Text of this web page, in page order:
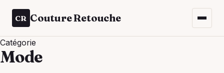
CR Couture Retouche
Catégorie
Mode